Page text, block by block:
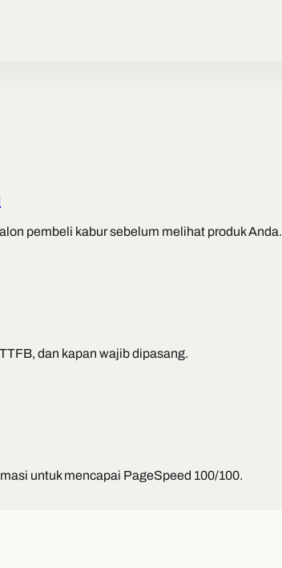
pembeli kabur sebelum melihat produk Anda.
dan kapan wajib dipasang.
untuk mencapai PageSpeed 100/100.